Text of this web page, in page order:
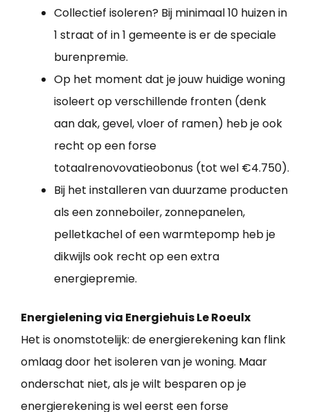
Collectief isoleren? Bij minimaal 10 huizen in
1 straat of in 1 gemeente is er de speciale
burenpremie.
Op het moment dat je jouw huidige woning
isoleert op verschillende fronten (denk
aan dak, gevel, vloer of ramen) heb je ook
recht op een forse
totaalrenovovatieobonus (tot wel €4.750).
Bij het installeren van duurzame producten
als een zonneboiler, zonnepanelen,
pelletkachel of een warmtepomp heb je
dikwijls ook recht op een extra
energiepremie.
Energielening via Energiehuis Le Roeulx
Het is onomstotelijk: de energierekening kan flink
omlaag door het isoleren van je woning. Maar
onderschat niet, als je wilt besparen op je
energierekening is wel eerst een forse